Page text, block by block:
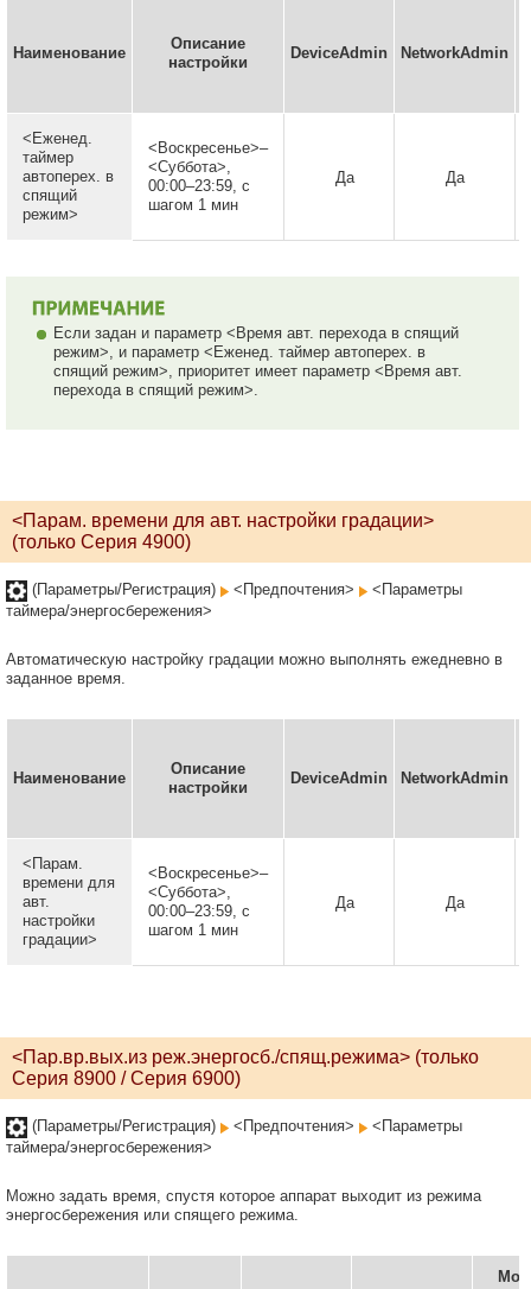
Наименование
Описание
настройки
DeviceAdmin NetworkAdmin
<Еженед.
таймер
автоперех. в
спящий
режим>
<Воскресенье>–
<Суббота>,
00:00–23:59, с
шагом 1 мин
Да Да
Если задан и параметр <Время авт. перехода в спящий
режим>, и параметр <Еженед. таймер автоперех. в
спящий режим>, приоритет имеет параметр <Время авт.
перехода в спящий режим>.
<Парам. времени для авт. настройки градации>
(только Серия 4900)
(Параметры/Регистрация) <Предпочтения>
<Параметры
таймера/энергосбережения>
Автоматическую настройку градации можно выполнять ежедневно в
заданное время.
Наименование
Описание
настройки
DeviceAdmin NetworkAdmin
<Парам.
времени для
авт.
настройки
градации>
<Воскресенье>–
<Суббота>,
00:00–23:59, с
шагом 1 мин
Да Да
<Пар.вр.вых.из реж.энергосб./спящ.режима> (только
Серия 8900 / Серия 6900)
(Параметры/Регистрация) <Предпочтения>
<Параметры
таймера/энергосбережения>
Можно задать время, спустя которое аппарат выходит из режима
энергосбережения или спящего режима.